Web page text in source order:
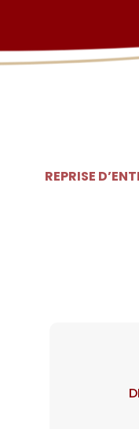
REPRISE